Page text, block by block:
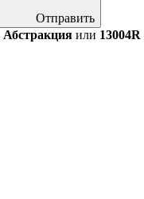
Отправить
Абстракция или 13004R